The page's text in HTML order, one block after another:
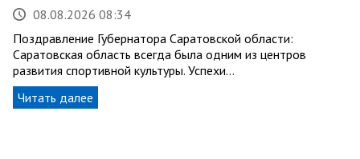
08.08.2026 08:34
Поздравление Губернатора Саратовской области:
Саратовская область всегда была одним из центров
развития спортивной культуры. Успехи…
Читать далее